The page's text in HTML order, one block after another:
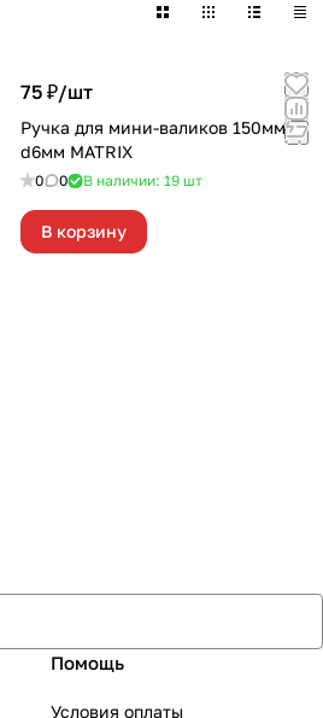
75 ₽/шт
Ручка для мини-валиков 150мм
d6мм MATRIX
0 0 В наличии: 19 шт
В корзину
Помощь
Условия оплаты